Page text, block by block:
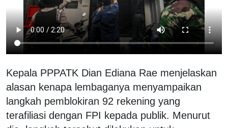
Kepala PPPATK Dian Ediana Rae menjelaskan
alasan kenapa lembaganya menyampaikan
langkah pemblokiran 92 rekening yang
terafiliasi dengan FPI kepada publik. Menurut